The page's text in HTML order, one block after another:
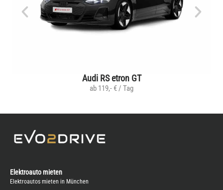
Audi RS etron GT
ab 119,- € / Tag
Elektroauto mieten
Elektroautos mieten in München